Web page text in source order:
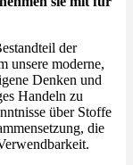
der
unsere moderne,
Denken und
Handeln zu
über Stoffe
die